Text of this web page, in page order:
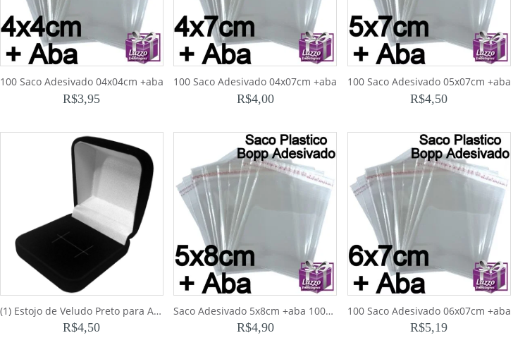
100 Saco Adesivado 04x04cm +aba
R$3,95
100 Saco Adesivado 04x07cm +aba
R$4,00
100 Saco Adesivado 05x07cm +aba
R$4,50
(1) Estojo de Veludo Preto para Anel H
R$4,50
Saco Adesivado 5x8cm +aba 100pçs
R$4,90
100 Saco Adesivado 06x07cm +aba
R$5,19